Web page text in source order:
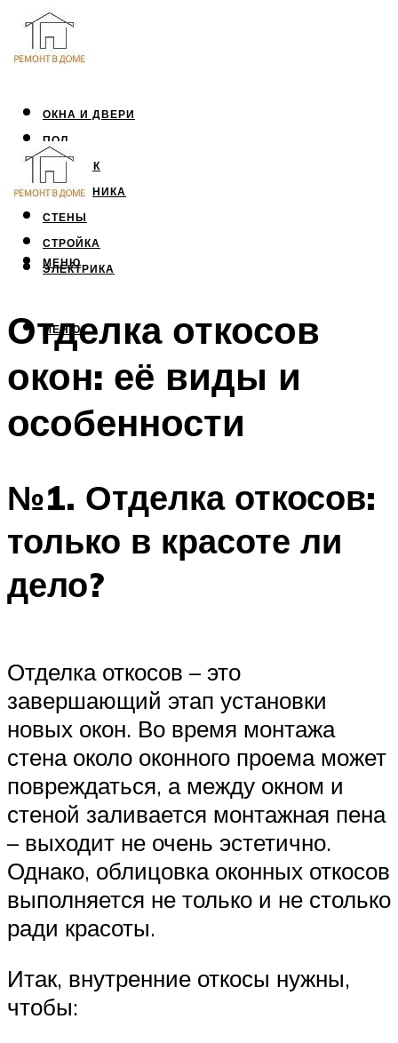
ОКНА И ДВЕРИ
ПОЛ
ПОТОЛОК
САНТЕХНИКА
СТЕНЫ
СТРОЙКА
ЭЛЕКТРИКА
МЕНЮ
МЕНЮ
Отделка откосов
окон: её виды и
особенности
№1. Отделка откосов:
только в красоте ли
дело?
Отделка откосов – это
завершающий этап установки
новых окон. Во время монтажа
стена около оконного проема может
повреждаться, а между окном и
стеной заливается монтажная пена
– выходит не очень эстетично.
Однако, облицовка оконных откосов
выполняется не только и не столько
ради красоты.
Итак, внутренние откосы нужны,
чтобы: